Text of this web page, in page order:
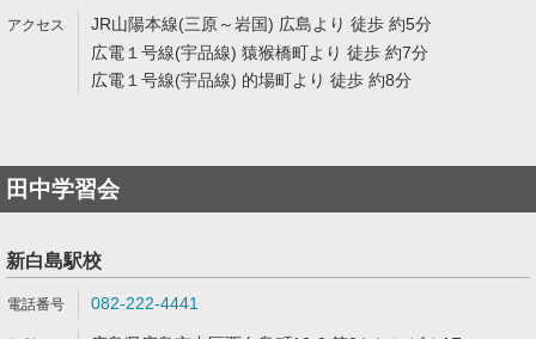
JR山陽本線(三原～岩国) 広島より 徒歩 約5分
広電１号線(宇品線) 猿猴橋町より 徒歩 約7分
広電１号線(宇品線) 的場町より 徒歩 約8分
田中学習会
新白島駅校
082-222-4441